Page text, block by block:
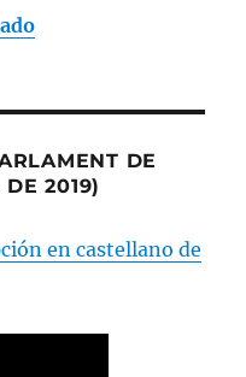
DE
DE 2019)
en castellano de